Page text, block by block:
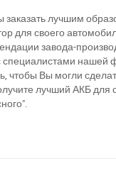
заказать лучшим
для своего
завода-
специалистами
чтобы Вы могли
лучший АКБ для